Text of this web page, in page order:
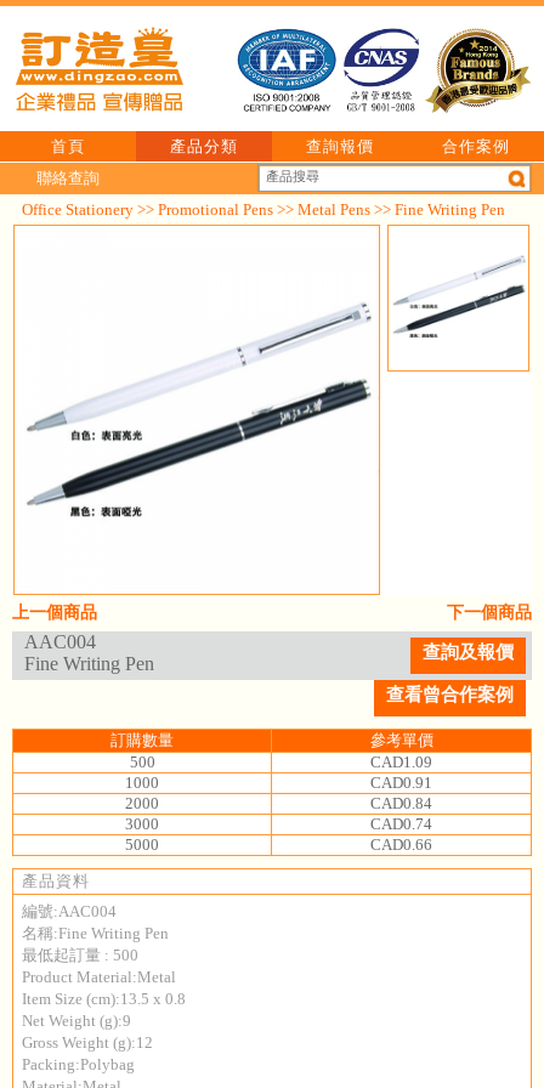
首頁 產品分類 查詢報價
合作案例
聯絡查詢
Office Stationery >> Promotional Pens >> Metal Pens >> Fine Writing Pen
下一個商品
上一個商品
AAC004
Fine Writing Pen
查詢及報價
查看曾合作案例
訂購數量
參考單價
500
CAD1.09
1000
CAD0.91
2000
CAD0.84
3000
CAD0.74
5000
CAD0.66
產品資料
編號:AAC004
名稱:Fine Writing Pen
最低起訂量 : 500
Product Material:Metal
Item Size (cm):13.5 x 0.8
Net Weight (g):9
Gross Weight (g):12
Packing:Polybag